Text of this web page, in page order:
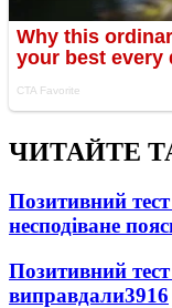
ЧИТАЙТЕ
Позитивний
несподіване
Позитивний
виправдали3916